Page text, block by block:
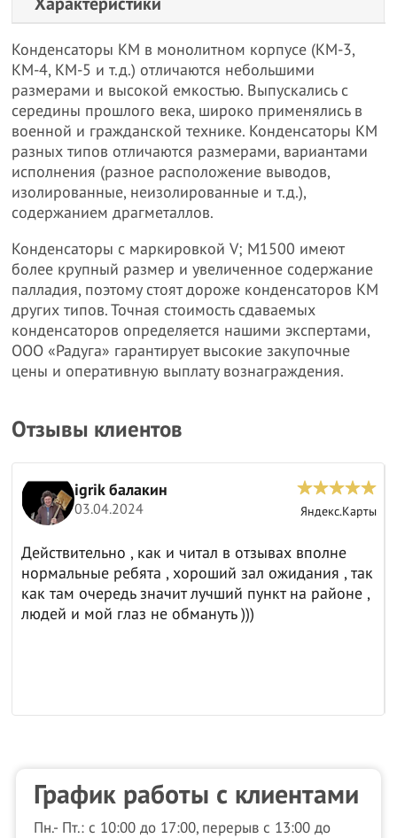
Характеристики
Конденсаторы КМ в монолитном корпусе (КМ-3,
КМ-4, КМ-5 и т.д.) отличаются небольшими
размерами и высокой емкостью. Выпускались с
середины прошлого века, широко применялись в
военной и гражданской технике. Конденсаторы КМ
разных типов отличаются размерами, вариантами
исполнения (разное расположение выводов,
изолированные, неизолированные и т.д.),
содержанием драгметаллов.
Конденсаторы с маркировкой V; М1500 имеют
более крупный размер и увеличенное содержание
палладия, поэтому стоят дороже конденсаторов КМ
других типов. Точная стоимость сдаваемых
конденсаторов определяется нашими экспертами,
ООО «Радуга» гарантирует высокие закупочные
цены и оперативную выплату вознаграждения.
Отзывы клиентов
igrik балакин
03.04.2024 Яндекс.Карты
Действительно , как и читал в отзывах вполне
нормальные ребята , хороший зал ожидания , так
как там очередь значит лучший пункт на районе ,
людей и мой глаз не обмануть )))
График работы с клиентами
Пн.- Пт.: с 10:00 до 17:00, перерыв с 13:00 до